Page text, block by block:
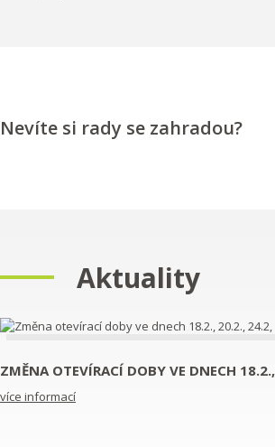
Nevíte si rady se zahradou?
Aktuality
ZMĚNA OTEVÍRACÍ DOBY VE DNECH
více informací